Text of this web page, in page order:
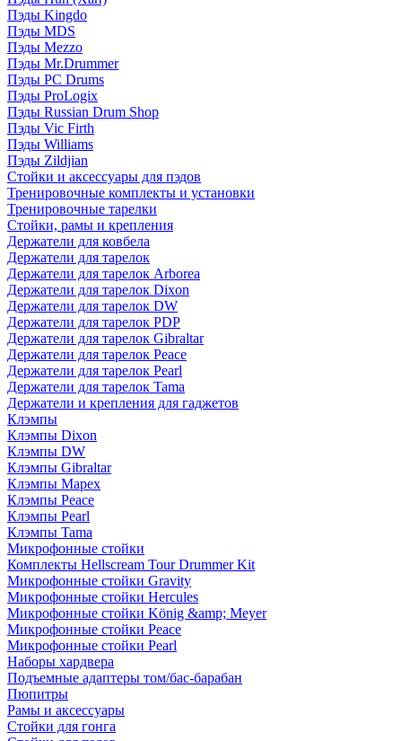
Пэды Kingdo
Пэды MDS
Пэды Mezzo
Пэды Mr.Drummer
Пэды PC Drums
Пэды ProLogix
Пэды Russian Drum Shop
Пэды Vic Firth
Пэды Williams
Пэды Zildjian
Стойки и аксессуары для пэдов
Тренировочные комплекты и установки
Тренировочные тарелки
Стойки, рамы и крепления
Держатели для ковбела
Держатели для тарелок
Держатели для тарелок Arborea
Держатели для тарелок Dixon
Держатели для тарелок DW
Держатели для тарелок PDP
Держатели для тарелок Gibraltar
Держатели для тарелок Peace
Держатели для тарелок Pearl
Держатели для тарелок Tama
Держатели и крепления для гаджетов
Клэмпы
Клэмпы Dixon
Клэмпы DW
Клэмпы Gibraltar
Клэмпы Mapex
Клэмпы Peace
Клэмпы Pearl
Клэмпы Tama
Микрофонные стойки
Комплекты Hellscream Tour Drummer Kit
Микрофонные стойки Gravity
Микрофонные стойки Hercules
Микрофонные стойки König &amp; Meyer
Микрофонные стойки Peace
Микрофонные стойки Pearl
Наборы хардвера
Подъемные адаптеры том/бас-барабан
Пюпитры
Рамы и аксессуары
Стойки для гонга